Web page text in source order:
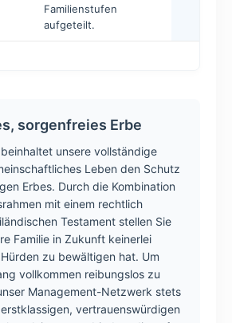
Familienstufen
aufgeteilt.
sorgenfreies Erbe
unsere vollständige
Leben den Schutz
Erbes. Durch die Kombination
mit einem rechtlich
Testament stellen Sie
Familie in Zukunft keinerlei
zu bewältigen hat. Um
vollkommen reibungslos zu
Management-Netzwerk stets
vertrauenswürdigen